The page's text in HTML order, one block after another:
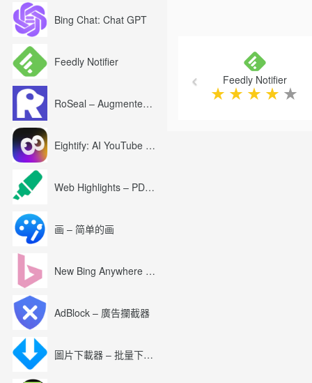
Bing Chat: Chat GPT
Feedly Notifier
RoSeal – Augmented Roblox Experience
Eightify: AI YouTube Summary with ChatGPT
Web Highlights – PDF & Web Highlighter
画 – 简单的画
New Bing Anywhere (Bing Chat GPT-4)
AdBlock – 廣告攔截器
圖片下載器 – 批量下載圖片
Feedly Notifier
★ ★ ★ ★ ★